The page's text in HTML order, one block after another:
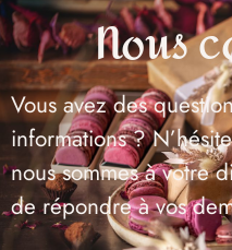
Nous
Vous avez des
informations ?
nous sommes à votre
de répondre à vos